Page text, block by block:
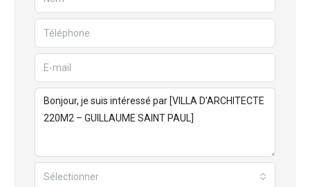
Sélectionner